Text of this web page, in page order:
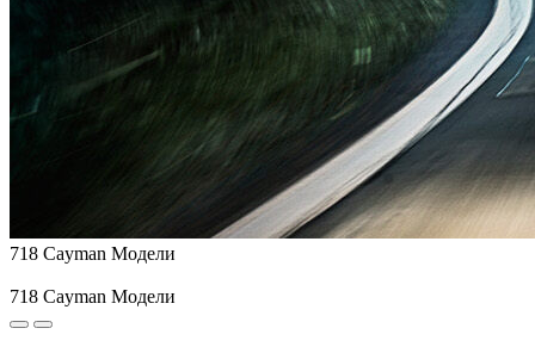
718 Cayman Модели
718 Cayman Модели